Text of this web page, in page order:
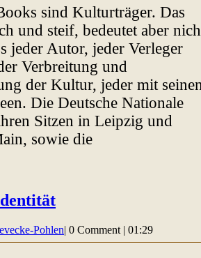
und
Autoren
sind Kulturträger. Das
und steif, bedeutet aber
jeder Autor, jeder Verleger
Verbreitung und
der Kultur, jeder mit
Die Deutsche Nationale
Sitzen in Leipzig und
sowie die
Sprache
Identität
PohlenMartina
Sevecke-
| 0 Comment | 01:29